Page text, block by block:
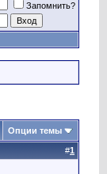
Запомнить?
Опции темы
#1